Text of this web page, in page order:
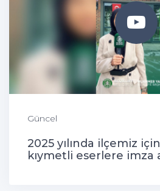
Güncel
2025 yılında ilçemiz
kıymetli eserlere imza